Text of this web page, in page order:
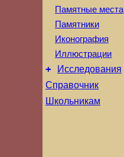
Памятные места
Памятники
Иконография
Иллюстрации
+
Исследования
Справочник
Школьникам